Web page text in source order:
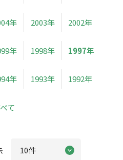
年 2003年 2002年
年 1998年 1997年
年 1993年 1992年
て